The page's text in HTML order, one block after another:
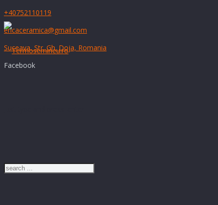
+40752110119
ericaceramica@gmail.com
Suceava, Str. Gh. Doja, Romania
Facebook